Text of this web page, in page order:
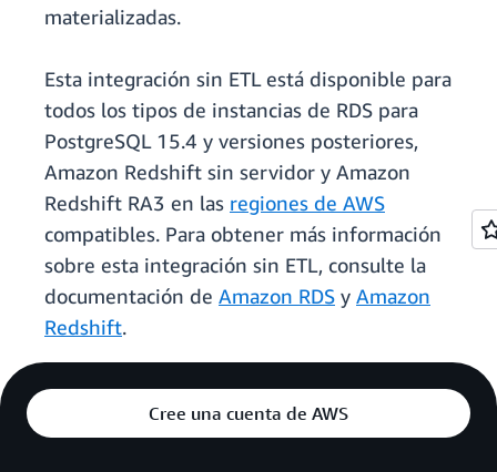
materializadas.
Esta integración sin ETL está disponible para
todos los tipos de instancias de RDS para
PostgreSQL 15.4 y versiones posteriores,
Amazon Redshift sin servidor y Amazon
Redshift RA3 en las regiones de AWS
compatibles. Para obtener más información
sobre esta integración sin ETL, consulte la
documentación de Amazon RDS y Amazon
Redshift.
Cree una cuenta de AWS